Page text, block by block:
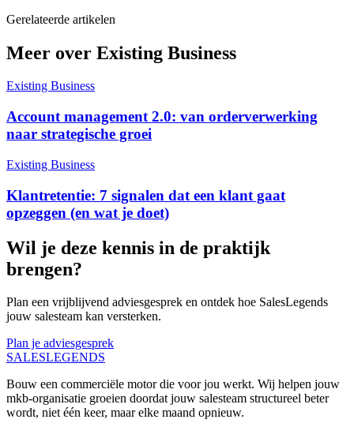
Gerelateerde artikelen
Meer over Existing Business
Existing Business
Account management 2.0: van orderverwerking
naar strategische groei
Existing Business
Klantretentie: 7 signalen dat een klant gaat
opzeggen (en wat je doet)
Wil je deze kennis in de praktijk
brengen?
Plan een vrijblijvend adviesgesprek en ontdek hoe SalesLegends
jouw salesteam kan versterken.
Plan je adviesgesprek
SALESLEGENDS
Bouw een commerciële motor die voor jou werkt. Wij helpen jouw
mkb-organisatie groeien doordat jouw salesteam structureel beter
wordt, niet één keer, maar elke maand opnieuw.